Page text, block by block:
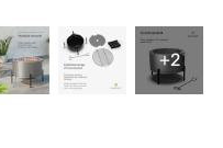
+2